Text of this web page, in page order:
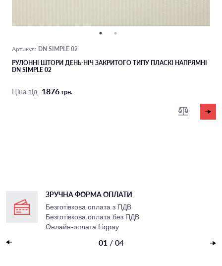
Артикул: DN SIMPLE 02
РУЛОННІ ШТОРИ ДЕНЬ-НІЧ ЗАКРИТОГО ТИПУ ПЛАСКI НАПРЯМНI
DN SIMPLE 02
Ціна від 1876 грн.
ЗРУЧНА ФОРМА ОПЛАТИ
Безготівкова оплата з ПДВ
Безготівкова оплата без ПДВ
Онлайн-оплата Liqpay
01 / 04